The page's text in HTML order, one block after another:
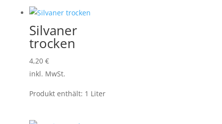
Silvaner
trocken
4,20 €
inkl. MwSt.
Produkt enthält: 1 Liter